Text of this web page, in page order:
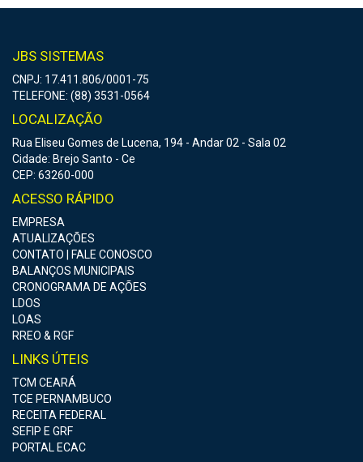
JBS SISTEMAS
CNPJ: 17.411.806/0001-75
TELEFONE: (88) 3531-0564
LOCALIZAÇÃO
Rua Eliseu Gomes de Lucena, 194 - Andar 02 - Sala 02
Cidade: Brejo Santo - Ce
CEP: 63260-000
ACESSO RÁPIDO
EMPRESA
ATUALIZAÇÕES
CONTATO | FALE CONOSCO
BALANÇOS MUNICIPAIS
CRONOGRAMA DE AÇÕES
LDOS
LOAS
RREO & RGF
LINKS ÚTEIS
TCM CEARÁ
TCE PERNAMBUCO
RECEITA FEDERAL
SEFIP E GRF
PORTAL ECAC